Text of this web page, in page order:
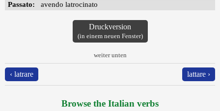
Passato: avendo latrocinato
Druckversion
(in einem neuen Fenster)
weiter unten
‹ latrare lattare ›
Browse the Italian verbs